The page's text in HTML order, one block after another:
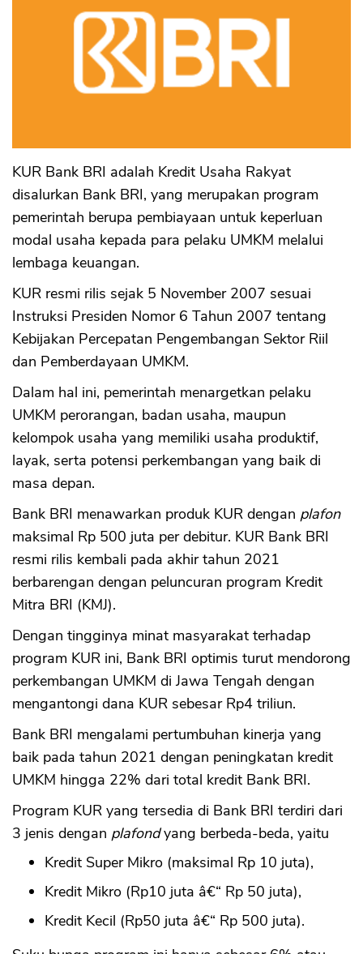
KUR Bank BRI adalah Kredit Usaha Rakyat
disalurkan Bank BRI, yang merupakan program
pemerintah berupa pembiayaan untuk keperluan
modal usaha kepada para pelaku UMKM melalui
lembaga keuangan.
KUR resmi rilis sejak 5 November 2007 sesuai
Instruksi Presiden Nomor 6 Tahun 2007 tentang
Kebijakan Percepatan Pengembangan Sektor Riil
dan Pemberdayaan UMKM.
Dalam hal ini, pemerintah menargetkan pelaku
UMKM perorangan, badan usaha, maupun
kelompok usaha yang memiliki usaha produktif,
layak, serta potensi perkembangan yang baik di
masa depan.
Bank BRI menawarkan produk KUR dengan plafon
maksimal Rp 500 juta per debitur. KUR Bank BRI
resmi rilis kembali pada akhir tahun 2021
berbarengan dengan peluncuran program Kredit
Mitra BRI (KMJ).
Dengan tingginya minat masyarakat terhadap
program KUR ini, Bank BRI optimis turut mendorong
perkembangan UMKM di Jawa Tengah dengan
mengantongi dana KUR sebesar Rp4 triliun.
Bank BRI mengalami pertumbuhan kinerja yang
baik pada tahun 2021 dengan peningkatan kredit
UMKM hingga 22% dari total kredit Bank BRI.
Program KUR yang tersedia di Bank BRI terdiri dari
3 jenis dengan plafondyang berbeda-beda, yaitu
Kredit Super Mikro (maksimal Rp 10 juta),
Kredit Mikro (Rp10 juta â€“ Rp 50 juta),
Kredit Kecil (Rp50 juta â€“ Rp 500 juta).